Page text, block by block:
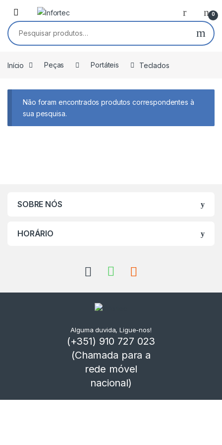
Saltar para navegação
Pular para o conteúdo
0
Pesquisar por:
Início Peças Portáteis Teclados
Não foram encontrados produtos correspondentes à
sua pesquisa.
SOBRE NÓS
HORÁRIO
Alguma duvida, Ligue-nos!
(+351) 910 727 023
(Chamada para a
rede móvel
nacional)